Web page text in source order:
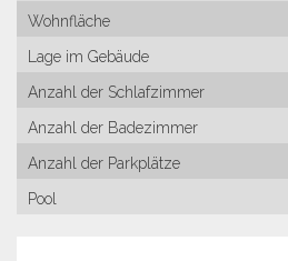
Wohnfläche
Lage im Gebäude
Anzahl der Schlafzimmer
Anzahl der Badezimmer
Anzahl der Parkplätze
Pool